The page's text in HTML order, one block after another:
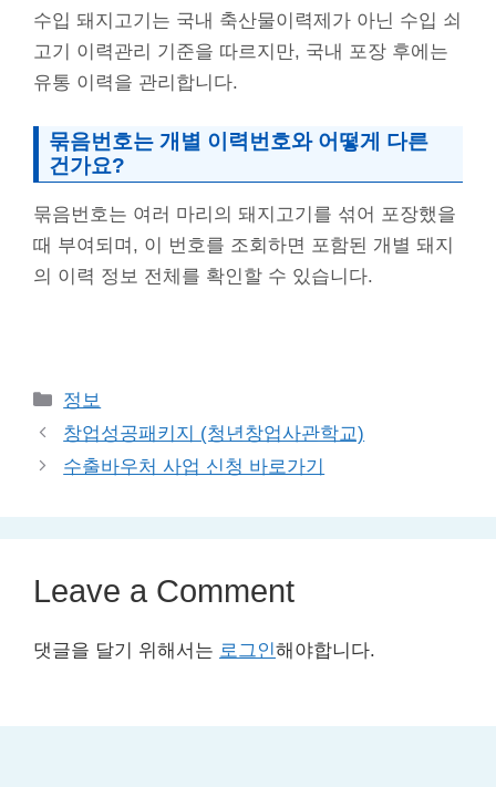
수입 돼지고기는 국내 축산물이력제가 아닌 수입 쇠
고기 이력관리 기준을 따르지만, 국내 포장 후에는
유통 이력을 관리합니다.
묶음번호는 개별 이력번호와 어떻게 다른
건가요?
묶음번호는 여러 마리의 돼지고기를 섞어 포장했을
때 부여되며, 이 번호를 조회하면 포함된 개별 돼지
의 이력 정보 전체를 확인할 수 있습니다.
Categories
정보
창업성공패키지 (청년창업사관학교)
수출바우처 사업 신청 바로가기
Leave a Comment
댓글을 달기 위해서는 로그인해야합니다.